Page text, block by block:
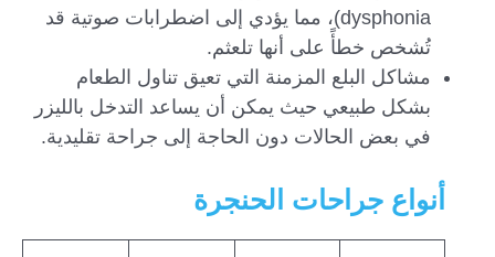
dysphonia)، مما يؤدي إلى اضطرابات صوتية قد
تُشخص خطأً على أنها تلعثم.
مشاكل البلع المزمنة التي تعيق تناول الطعام
بشكل طبيعي حيث يمكن أن يساعد التدخل بالليزر
في بعض الحالات دون الحاجة إلى جراحة تقليدية.
أنواع جراحات الحنجرة